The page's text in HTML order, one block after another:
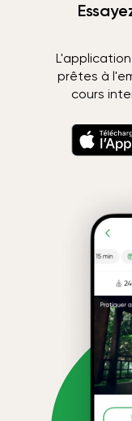
prêtes à
cours